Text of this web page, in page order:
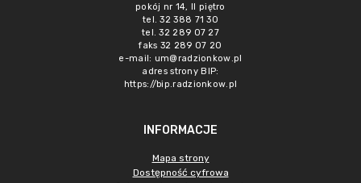
pokój nr 14, II piętro
tel. 32 388 71 30
tel. 32 289 07 27
faks 32 289 07 20
e-mail: um@radzionkow.pl
adres strony BIP:
https://bip.radzionkow.pl
INFORMACJE
Mapa strony
Dostępność cyfrowa